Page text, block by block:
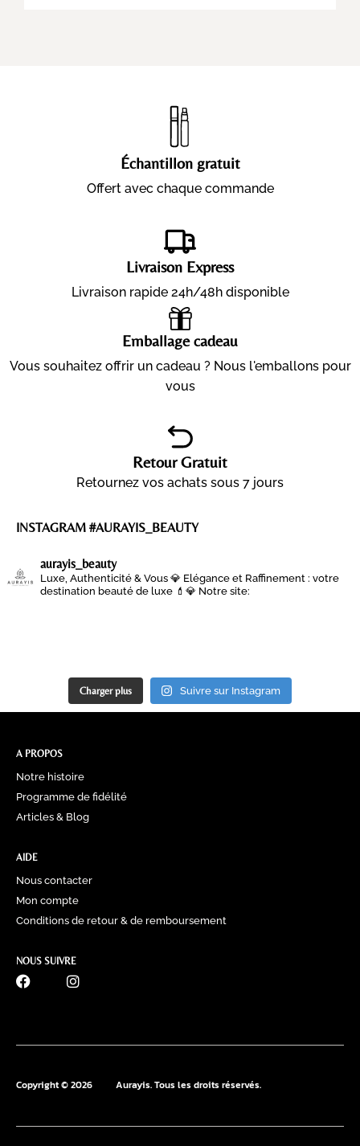
Échantillon gratuit
Offert avec chaque commande
Livraison Express
Livraison rapide 24h/48h disponible
Emballage cadeau
Vous souhaitez offrir un cadeau ? Nous l'emballons pour
vous
Retour Gratuit
Retournez vos achats sous 7 jours
INSTAGRAM #AURAYIS_BEAUTY
aurayis_beauty
Luxe, Authenticité & Vous 💎 Elégance et Raffinement : votre
destination beauté de luxe 💄💎 Notre site:
Charger plus Suivre sur Instagram
A PROPOS
Notre histoire
Programme de fidélité
Articles & Blog
AIDE
Nous contacter
Mon compte
Conditions de retour & de remboursement
NOUS SUIVRE
Copyright © 2026 Aurayis. Tous les droits réservés.